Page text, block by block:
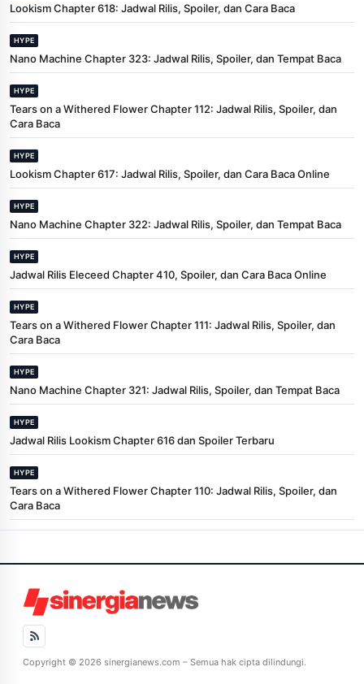
Lookism Chapter 618: Jadwal Rilis, Spoiler, dan Cara Baca
HYPE
Nano Machine Chapter 323: Jadwal Rilis, Spoiler, dan Tempat Baca
HYPE
Tears on a Withered Flower Chapter 112: Jadwal Rilis, Spoiler, dan
Cara Baca
HYPE
Lookism Chapter 617: Jadwal Rilis, Spoiler, dan Cara Baca Online
HYPE
Nano Machine Chapter 322: Jadwal Rilis, Spoiler, dan Tempat Baca
HYPE
Jadwal Rilis Eleceed Chapter 410, Spoiler, dan Cara Baca Online
HYPE
Tears on a Withered Flower Chapter 111: Jadwal Rilis, Spoiler, dan
Cara Baca
HYPE
Nano Machine Chapter 321: Jadwal Rilis, Spoiler, dan Tempat Baca
HYPE
Jadwal Rilis Lookism Chapter 616 dan Spoiler Terbaru
HYPE
Tears on a Withered Flower Chapter 110: Jadwal Rilis, Spoiler, dan
Cara Baca
Copyright © 2026 sinergianews.com – Semua hak cipta dilindungi.